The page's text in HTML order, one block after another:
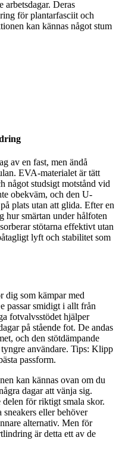
arbetsdagar. Deras
för plantarfasciit och
kan kännas något stum
av en fast, men ändå
EVA-materialet är tätt
något studsigt motstånd vid
obekväm, och den U-
plats utan att glida. Efter en
hur smärtan under hålfoten
stötarna effektivt utan
lyft och stabilitet som
dig som kämpar med
passar smidigt i allt från
fotvalvsstödet hjälper
på stående fot. De andas
och den stötdämpande
användare. Tips: Klipp
passform.
kan kännas ovan om du
dagar att vänja sig.
för riktigt smala skor.
eller behöver
alternativ. Men för
är detta ett av de